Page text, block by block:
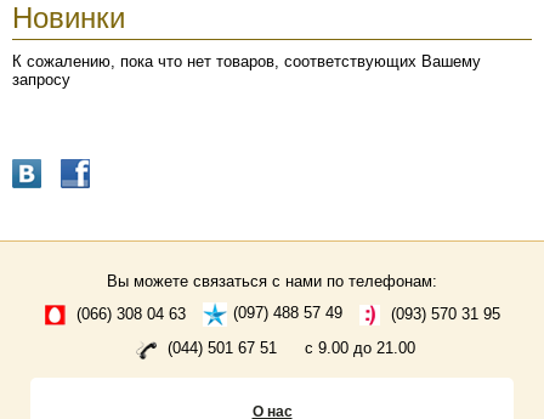
Новинки
К сожалению, пока что нет товаров, соответствующих Вашему
запросу
Вы можете связаться с нами по телефонам:
(066) 308 04 63
(097) 488 57 49
(093) 570 31 95
(044) 501 67 51
с 9.00 до 21.00
О нас